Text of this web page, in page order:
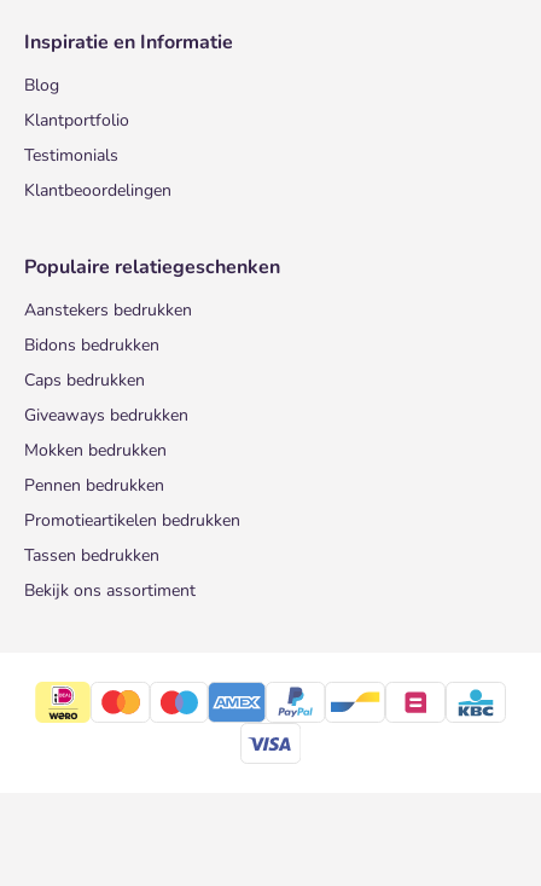
Inspiratie en Informatie
Blog
Klantportfolio
Testimonials
Klantbeoordelingen
Populaire relatiegeschenken
Aanstekers bedrukken
Bidons bedrukken
Caps bedrukken
Giveaways bedrukken
Mokken bedrukken
Pennen bedrukken
Promotieartikelen bedrukken
Tassen bedrukken
Bekijk ons assortiment